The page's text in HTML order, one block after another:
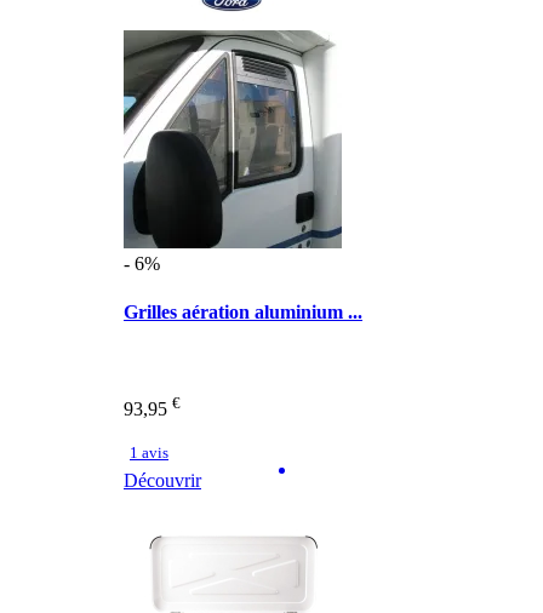
- 6%
Grilles aération aluminium ...
93,95 €
1 avis
Découvrir